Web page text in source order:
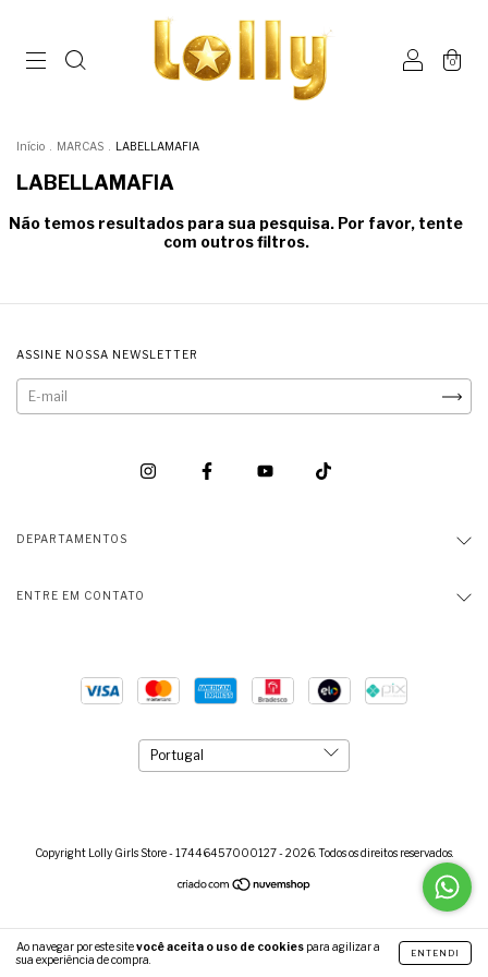
0
Ao navegar por este sitevocê aceita o uso de cookies para agilizar a
sua experiência de compra.
ENTENDI
Início MARCAS LABELLAMAFIA
LABELLAMAFIA
Não temos resultados para sua pesquisa. Por favor, tente
com outros filtros.
ASSINE NOSSA NEWSLETTER
DEPARTAMENTOS
ENTRE EM CONTATO
Copyright Lolly Girls Store - 17446457000127 - 2026. Todos os direitos reservados.